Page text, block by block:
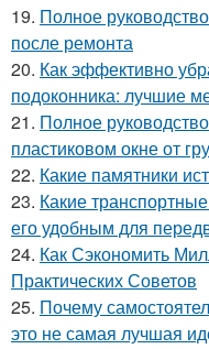
19. Полное
после ремонта
20. Как эффективно
подоконника: лучшие
21. Полное
пластиковом окне от
22. Какие памятники
23. Какие
его удобным для
24. Как Сэкономить
Практических Советов
25. Почему
это не самая лучшая